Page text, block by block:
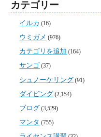
カテゴリー
イルカ (16)
ウミガメ (976)
カテゴリを追加 (164)
サンゴ (37)
シュノーケリング (91)
ダイビング (2,154)
ブログ (3,529)
マンタ (755)